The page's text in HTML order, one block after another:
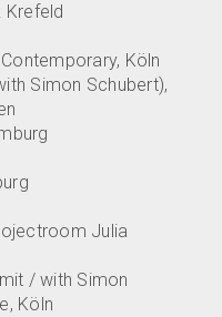
Krefeld
Köln
Simon Schubert),
Julia
/ with Simon
Köln